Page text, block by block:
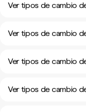
Ver tipos de cambio
Ver tipos de cambio
Ver tipos de cambio
Ver tipos de cambio